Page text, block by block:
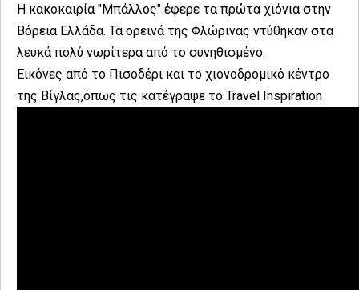
Η κακοκαιρία "Μπάλλος" έφερε τα πρώτα χιόνια στην
Βόρεια Ελλάδα. Τα ορεινά της Φλώρινας ντύθηκαν στα
λευκά πολύ νωρίτερα από το συνηθισμένο.
Εικόνες από το Πισοδέρι και το χιονοδρομικό κέντρο
της Βίγλας,όπως τις κατέγραψε το Travel Inspiration